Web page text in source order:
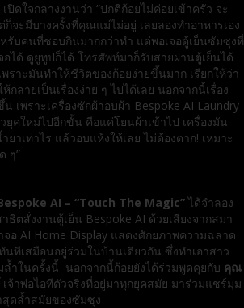
เปิดใจกลางงานว่า “ปกติก้อยไม่ค่อยเข้าครัว จะ
จะมีบางครั้งที่คุณแม่ไม่อยู่ เลยลองทำอาหารเอง
รับคนที่ชอบกินมากกว่าทำ แต่พอเจอตู้เย็นซัมซุงที่
ได้ ดูยูทูปก็ได้ โทรศัพท์มาก็รับสายผ่านตู้เย็นได้
พราะมันทำให้ชีวิตของก้อยง่ายขึ้นมาก เรียกให้ว่า
กลายเป็นเรื่องง่าย ๆ ไปได้เลย นอกจากนี้เรื่อง
เพราะเครื่องซักผ้าอบผ้า Bespoke AI Laundry
ยุคใหม่ไปอีกขั้น คือแค่โยนผ้าเข้าไป เครื่องมัน
ยาเท่าไร แล้วอบแห้งให้เลย ไม่ต้องตาก! เหมาะ
ๆ”
AI – “Touch The Magic”ได้จำลอง
ธิตสั่งงานตู้เย็น Bespoke AI ด้วยเสียงจากสมา
อ AI Home Display แสดงศักยภาพความฉลาด
ทีเสมือนอยู่ร่วมในบ้านเดียวกัน ซึ่งทำเอาสาว
ล้ำในครั้งนี้ นอกจากนี้ก้อยยังได้ร่วมพูดคุยกับ คุณ
เจ้าพ่อไอทีตัวจริงที่อยู่มาทุกยุคสมัย มาร่วมแชร์มุม
สุดล้ำสมัยของซัมซุง